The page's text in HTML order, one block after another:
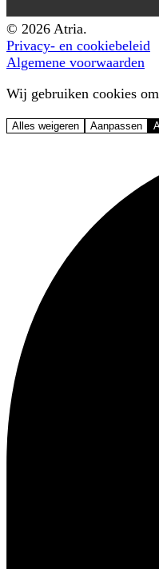
© 2026 Atria.
Privacy- en cookiebeleid
Algemene voorwaarden
Wij gebruiken cookies
Alles weigeren Aanpassen